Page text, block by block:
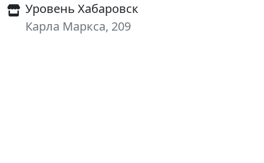
Уровень Хабаровск
Карла Маркса, 209